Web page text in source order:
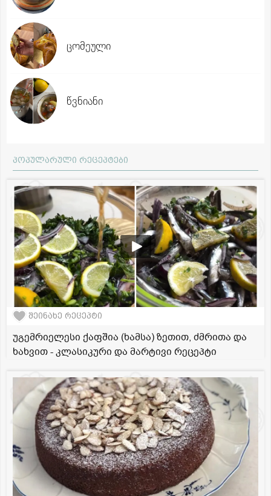
ცომეული
წვნიანი
პოპულარული რეცეპტები
შეინახე რეცეპტი
უგემრიელესი ქაფშია (ხამსა) ზეთით, ძმრითა და
ხახვით - კლასიკური და მარტივი რეცეპტი